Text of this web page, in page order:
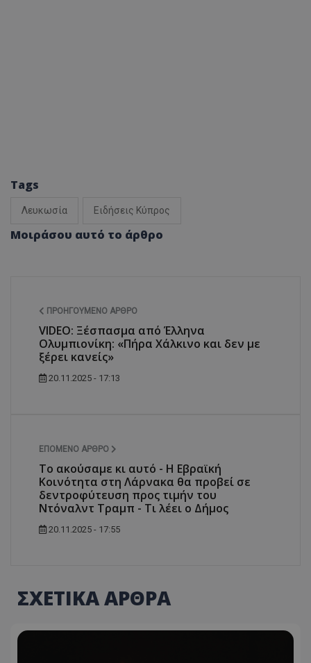
Tags
Λευκωσία Ειδήσεις Κύπρος
Μοιράσου αυτό το άρθρο
ΠΡΟΗΓΟΎΜΕΝΟ ΆΡΘΡΟ
VIDEO: Ξέσπασμα από Έλληνα
Ολυμπιονίκη: «Πήρα Χάλκινο και δεν με
ξέρει κανείς»
20.11.2025 - 17:13
ΕΠΌΜΕΝΟ ΆΡΘΡΟ
Το ακούσαμε κι αυτό - Η Εβραϊκή
Κοινότητα στη Λάρνακα θα προβεί σε
δεντροφύτευση προς τιμήν του
Ντόναλντ Τραμπ - Τι λέει ο Δήμος
20.11.2025 - 17:55
ΣΧΕΤΙΚΑ ΑΡΘΡΑ